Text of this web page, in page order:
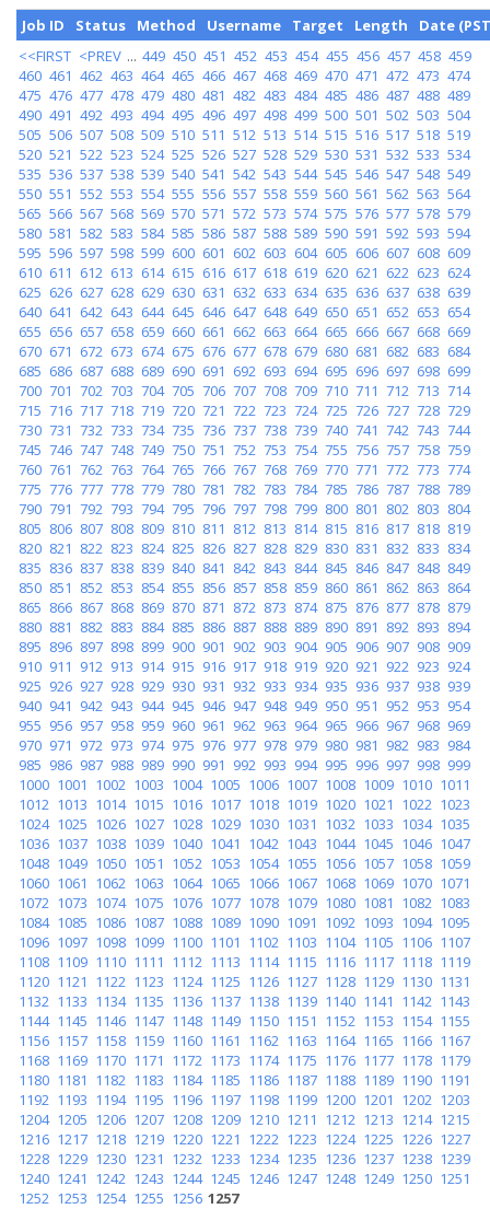
Job ID
Status Method Username Target Length
Date
<<FIRST <PREV ... 449 450 451 452 453 454 455 456 457 458 459
460 461 462 463 464 465 466 467 468 469 470 471 472 473 474
475 476 477 478 479 480 481 482 483 484 485 486 487 488 489
490 491 492 493 494 495 496 497 498 499 500 501 502 503 504
505 506 507 508 509 510 511 512 513 514 515 516 517 518 519
520 521 522 523 524 525 526 527 528 529 530 531 532 533 534
535 536 537 538 539 540 541 542 543 544 545 546 547 548 549
550 551 552 553 554 555 556 557 558 559 560 561 562 563 564
565 566 567 568 569 570 571 572 573 574 575 576 577 578 579
580 581 582 583 584 585 586 587 588 589 590 591 592 593 594
595 596 597 598 599 600 601 602 603 604 605 606 607 608 609
610 611 612 613 614 615 616 617 618 619 620 621 622 623 624
625 626 627 628 629 630 631 632 633 634 635 636 637 638 639
640 641 642 643 644 645 646 647 648 649 650 651 652 653 654
655 656 657 658 659 660 661 662 663 664 665 666 667 668 669
670 671 672 673 674 675 676 677 678 679 680 681 682 683 684
685 686 687 688 689 690 691 692 693 694 695 696 697 698 699
700 701 702 703 704 705 706 707 708 709 710 711 712 713 714
715 716 717 718 719 720 721 722 723 724 725 726 727 728 729
730 731 732 733 734 735 736 737 738 739 740 741 742 743 744
745 746 747 748 749 750 751 752 753 754 755 756 757 758 759
760 761 762 763 764 765 766 767 768 769 770 771 772 773 774
775 776 777 778 779 780 781 782 783 784 785 786 787 788 789
790 791 792 793 794 795 796 797 798 799 800 801 802 803 804
805 806 807 808 809 810 811 812 813 814 815 816 817 818 819
820 821 822 823 824 825 826 827 828 829 830 831 832 833 834
835 836 837 838 839 840 841 842 843 844 845 846 847 848 849
850 851 852 853 854 855 856 857 858 859 860 861 862 863 864
865 866 867 868 869 870 871 872 873 874 875 876 877 878 879
880 881 882 883 884 885 886 887 888 889 890 891 892 893 894
895 896 897 898 899 900 901 902 903 904 905 906 907 908 909
910 911 912 913 914 915 916 917 918 919 920 921 922 923 924
925 926 927 928 929 930 931 932 933 934 935 936 937 938 939
940 941 942 943 944 945 946 947 948 949 950 951 952 953 954
955 956 957 958 959 960 961 962 963 964 965 966 967 968 969
970 971 972 973 974 975 976 977 978 979 980 981 982 983 984
985 986 987 988 989 990 991 992 993 994 995 996 997 998 999
1000 1001 1002 1003 1004 1005 1006 1007 1008 1009 1010 1011
1012 1013 1014 1015 1016 1017 1018 1019 1020 1021 1022 1023
1024 1025 1026 1027 1028 1029 1030 1031 1032 1033 1034 1035
1036 1037 1038 1039 1040 1041 1042 1043 1044 1045 1046 1047
1048 1049 1050 1051 1052 1053 1054 1055 1056 1057 1058 1059
1060 1061 1062 1063 1064 1065 1066 1067 1068 1069 1070 1071
1072 1073 1074 1075 1076 1077 1078 1079 1080 1081 1082 1083
1084 1085 1086 1087 1088 1089 1090 1091 1092 1093 1094 1095
1096 1097 1098 1099 1100 1101 1102 1103 1104 1105 1106 1107
1108 1109 1110 1111 1112 1113 1114 1115 1116 1117 1118 1119
1120 1121 1122 1123 1124 1125 1126 1127 1128 1129 1130 1131
1132 1133 1134 1135 1136 1137 1138 1139 1140 1141 1142 1143
1144 1145 1146 1147 1148 1149 1150 1151 1152 1153 1154 1155
1156 1157 1158 1159 1160 1161 1162 1163 1164 1165 1166 1167
1168 1169 1170 1171 1172 1173 1174 1175 1176 1177 1178 1179
1180 1181 1182 1183 1184 1185 1186 1187 1188 1189 1190 1191
1192 1193 1194 1195 1196 1197 1198 1199 1200 1201 1202 1203
1204 1205 1206 1207 1208 1209 1210 1211 1212 1213 1214 1215
1216 1217 1218 1219 1220 1221 1222 1223 1224 1225 1226 1227
1228 1229 1230 1231 1232 1233 1234 1235 1236 1237 1238 1239
1240 1241 1242 1243 1244 1245 1246 1247 1248 1249 1250 1251
1252 1253 1254 1255 1256 1257